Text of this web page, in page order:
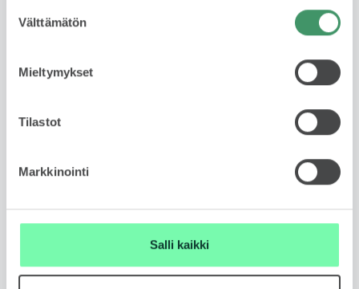
valinta
Välttämätön
Mieltymykset
Tilastot
Markkinointi
Salli kaikki
WhatsApp
MIIRO HÄMÄLÄINEN
Automyyjä